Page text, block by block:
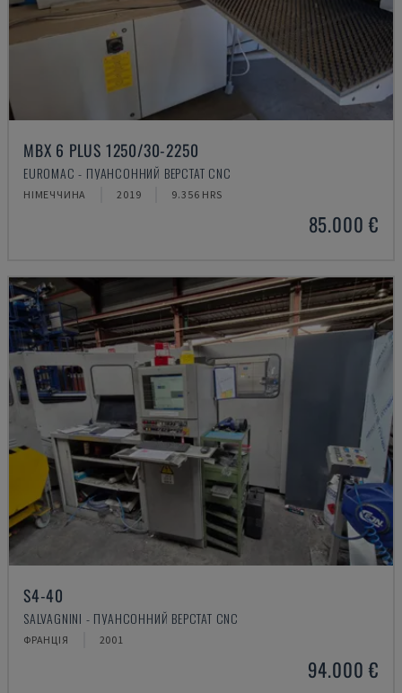
MBX 6 PLUS 1250/30-2250
EUROMAC - ПУАНСОННИЙ ВЕРСТАТ CNC
НІМЕЧЧИНА 2019 9.356 HRS
85.000 €
S4-40
SALVAGNINI - ПУАНСОННИЙ ВЕРСТАТ CNC
ФРАНЦІЯ 2001
94.000 €